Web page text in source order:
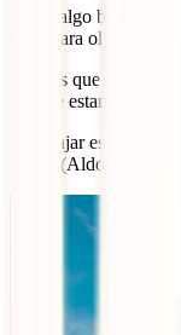
33. Si algo bueno te
viaja para olvidar. Si
34. Los que
los que estamos
35. Viajar es
países (Aldous Huxley)